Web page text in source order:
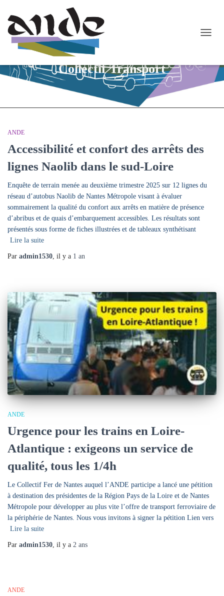
Collectif Transport
ANDE
Accessibilité et confort des arrêts des
lignes Naolib dans le sud-Loire
Enquête de terrain menée au deuxième trimestre 2025 sur 12 lignes du
réseau d’autobus Naolib de Nantes Métropole visant à évaluer
sommairement la qualité du confort aux arrêts en matière de présence
d’abribus et de quais d’embarquement accessibles. Les résultats sont
présentés sous forme de fiches illustrées et de tableaux synthétisant
Lire la suite
Par admin1530, il y a 1 an
ANDE
Urgence pour les trains en Loire-
Atlantique : exigeons un service de
qualité, tous les 1/4h
Le Collectif Fer de Nantes auquel l’ANDE participe a lancé une pétition
à destination des présidentes de la Région Pays de la Loire et de Nantes
Métropole pour développer au plus vite l’offre de transport ferroviaire de
la périphérie de Nantes. Nous vous invitons à signer la pétition Lien vers
Lire la suite
Par admin1530, il y a 2 ans
ANDE